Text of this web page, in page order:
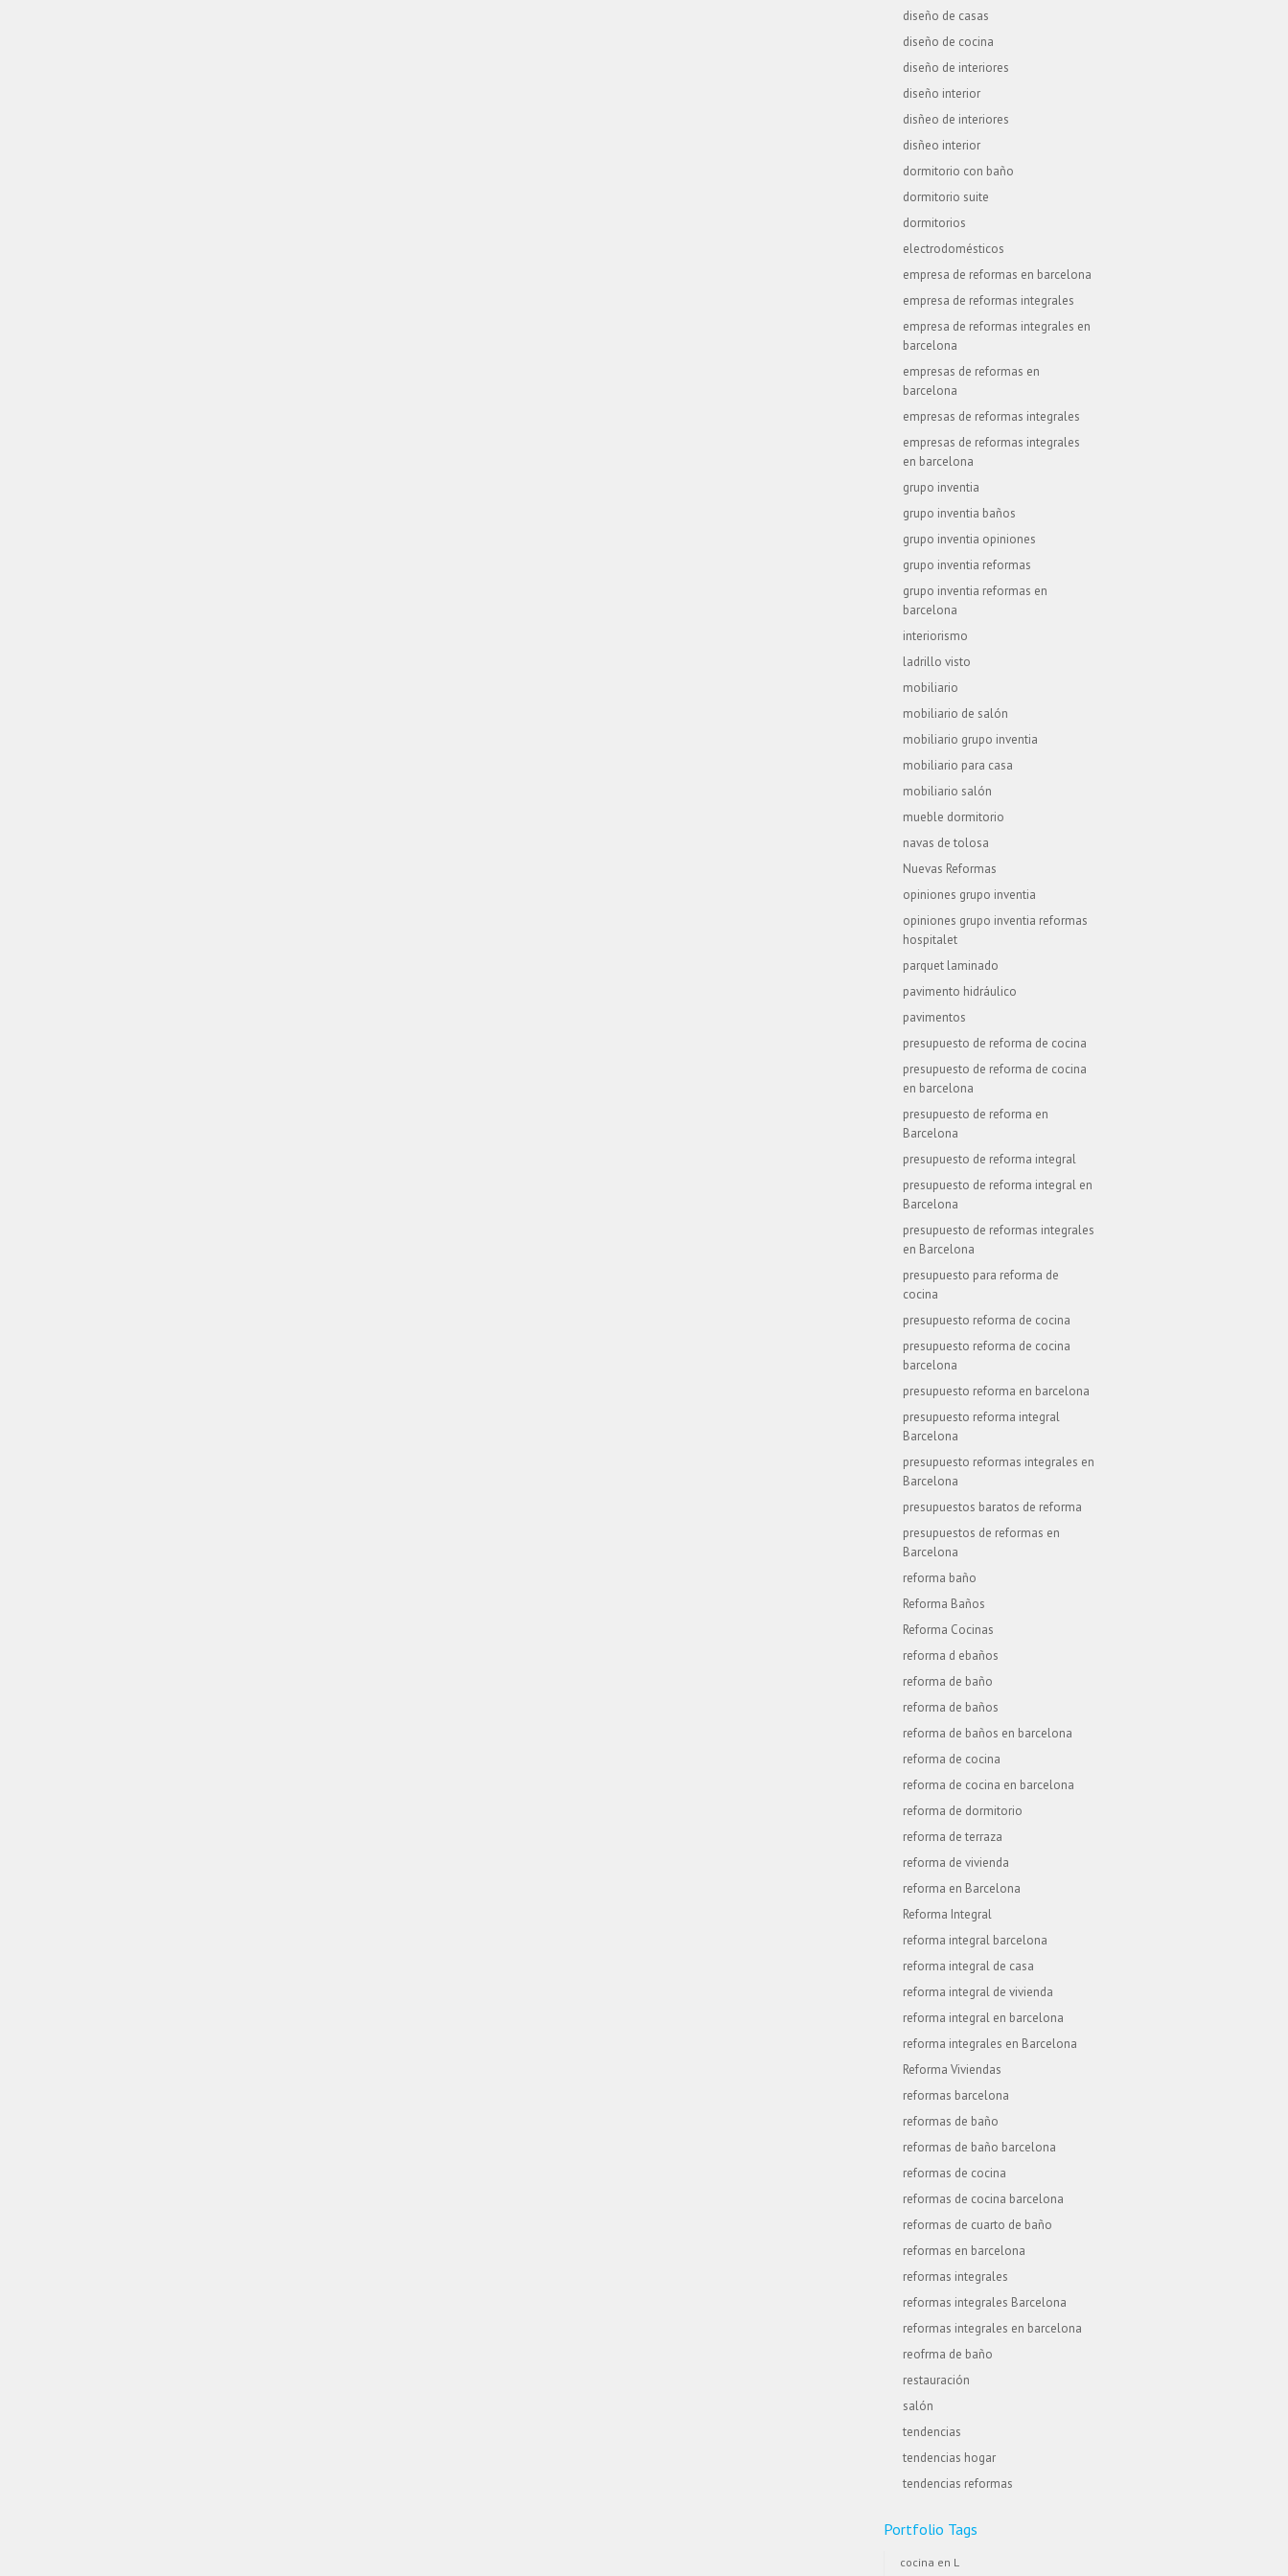
diseño de casas
diseño de cocina
diseño de interiores
diseño interior
disñeo de interiores
disñeo interior
dormitorio con baño
dormitorio suite
dormitorios
electrodomésticos
empresa de reformas en barcelona
empresa de reformas integrales
empresa de reformas integrales en
barcelona
empresas de reformas en
barcelona
empresas de reformas integrales
empresas de reformas integrales
en barcelona
grupo inventia
grupo inventia baños
grupo inventia opiniones
grupo inventia reformas
grupo inventia reformas en
barcelona
interiorismo
ladrillo visto
mobiliario
mobiliario de salón
mobiliario grupo inventia
mobiliario para casa
mobiliario salón
mueble dormitorio
navas de tolosa
Nuevas Reformas
opiniones grupo inventia
opiniones grupo inventia reformas
hospitalet
parquet laminado
pavimento hidráulico
pavimentos
presupuesto de reforma de cocina
presupuesto de reforma de cocina
en barcelona
presupuesto de reforma en
Barcelona
presupuesto de reforma integral
presupuesto de reforma integral en
Barcelona
presupuesto de reformas integrales
en Barcelona
presupuesto para reforma de
cocina
presupuesto reforma de cocina
presupuesto reforma de cocina
barcelona
presupuesto reforma en barcelona
presupuesto reforma integral
Barcelona
presupuesto reformas integrales en
Barcelona
presupuestos baratos de reforma
presupuestos de reformas en
Barcelona
reforma baño
Reforma Baños
Reforma Cocinas
reforma d ebaños
reforma de baño
reforma de baños
reforma de baños en barcelona
reforma de cocina
reforma de cocina en barcelona
reforma de dormitorio
reforma de terraza
reforma de vivienda
reforma en Barcelona
Reforma Integral
reforma integral barcelona
reforma integral de casa
reforma integral de vivienda
reforma integral en barcelona
reforma integrales en Barcelona
Reforma Viviendas
reformas barcelona
reformas de baño
reformas de baño barcelona
reformas de cocina
reformas de cocina barcelona
reformas de cuarto de baño
reformas en barcelona
reformas integrales
reformas integrales Barcelona
reformas integrales en barcelona
reofrma de baño
restauración
salón
tendencias
tendencias hogar
tendencias reformas
Portfolio Tags
cocina en L